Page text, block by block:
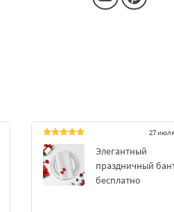
27
Элегантный
праздничный
бесплатно